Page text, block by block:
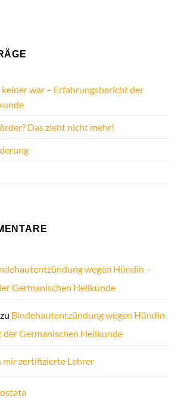
war – Erfahrungsbericht der
Das zieht nicht mehr!
wegen Hündin –
Germanischen Heilkunde
zu Bindehautentzündung wegen Hündin
Germanischen Heilkunde
mir zertifizierte Lehrer